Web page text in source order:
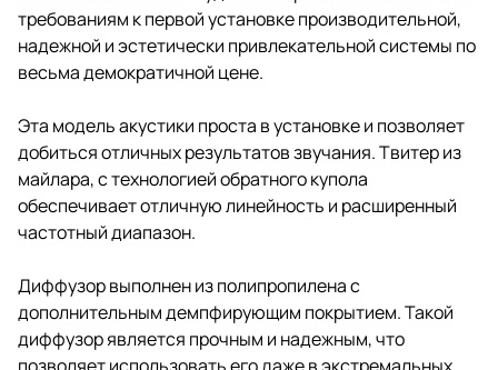
требованиям к первой установке производительной,
надежной и эстетически привлекательной системы по
весьма демократичной цене.
Эта модель акустики проста в установке и позволяет
добиться отличных результатов звучания. Твитер из
майлара, с технологией обратного купола
обеспечивает отличную линейность и расширенный
частотный диапазон.
Диффузор выполнен из полипропилена с
дополнительным демпфирующим покрытием. Такой
диффузор является прочным и надежным, что